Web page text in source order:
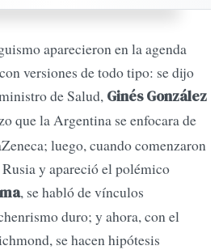
aparecieron en la agenda
versiones de todo tipo: se dijo
de Salud, Ginés González
que la Argentina se enfocara de
luego, cuando comenzaron
y apareció el polémico
, se habló de vínculos
duro; y ahora, con el
se hacen hipótesis